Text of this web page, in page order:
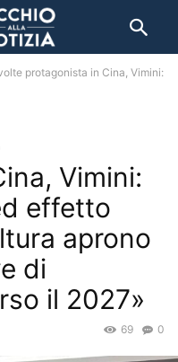
protagonista in Cina, Vimini:
Vimini:
effetto
aprono
di
il 2027»
0
69